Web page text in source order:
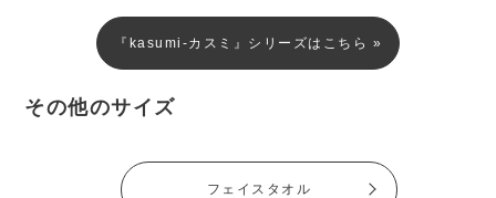
『kasumi-カスミ』シリーズはこちら »
その他のサイズ
フェイスタオル